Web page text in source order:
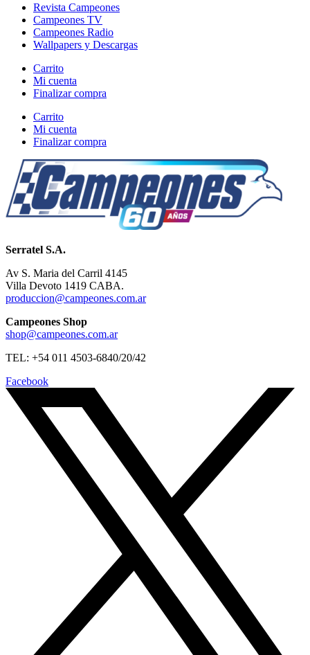
Revista Campeones
Campeones TV
Campeones Radio
Wallpapers y Descargas
Carrito
Mi cuenta
Finalizar compra
Carrito
Mi cuenta
Finalizar compra
Serratel S.A.
Av S. Maria del Carril 4145
Villa Devoto 1419 CABA.
produccion@campeones.com.ar
Campeones Shop
shop@campeones.com.ar
TEL: +54 011 4503-6840/20/42
Facebook